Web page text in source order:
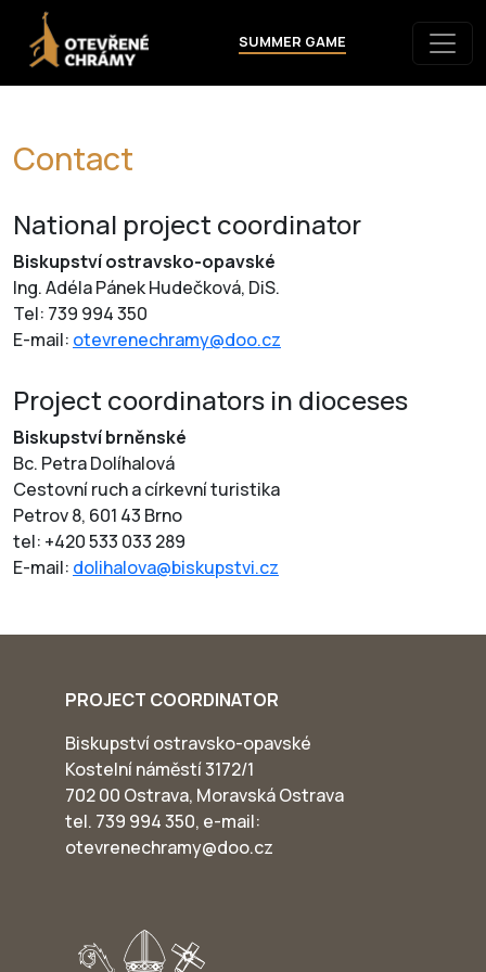
SUMMER GAME
Contact
National project coordinator
Biskupství ostravsko-opavské
Ing. Adéla Pánek Hudečková, DiS.
Tel: 739 994 350
E-mail: otevrenechramy@doo.cz
Project coordinators in dioceses
Biskupství brněnské
Bc. Petra Dolíhalová
Cestovní ruch a církevní turistika
Petrov 8, 601 43 Brno
tel: +420 533 033 289
E-mail: dolihalova@biskupstvi.cz
PROJECT COORDINATOR
Biskupství ostravsko-opavské
Kostelní náměstí 3172/1
702 00 Ostrava, Moravská Ostrava
tel. 739 994 350, e-mail:
otevrenechramy@doo.cz